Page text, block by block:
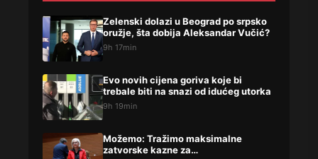
Zelenski dolazi u Beograd po srpsko
oružje, šta dobija Aleksandar Vučić?
9h 17min
Evo novih cijena goriva koje bi
trebale biti na snazi od idućeg utorka
9h 19min
Možemo: Tražimo maksimalne
zatvorske kazne za…